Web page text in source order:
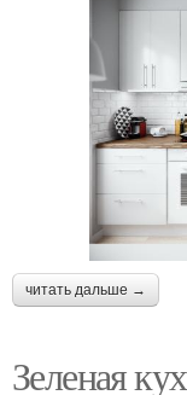
читать дальше →
Зеленая